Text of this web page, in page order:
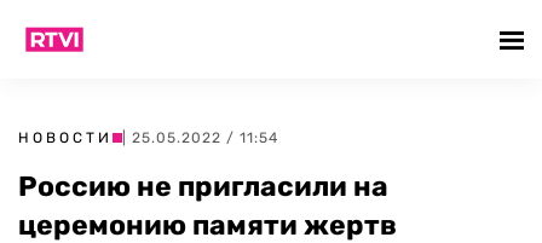
НОВОСТИ | 25.05.2022 / 11:54
Россию не пригласили на
церемонию памяти жертв